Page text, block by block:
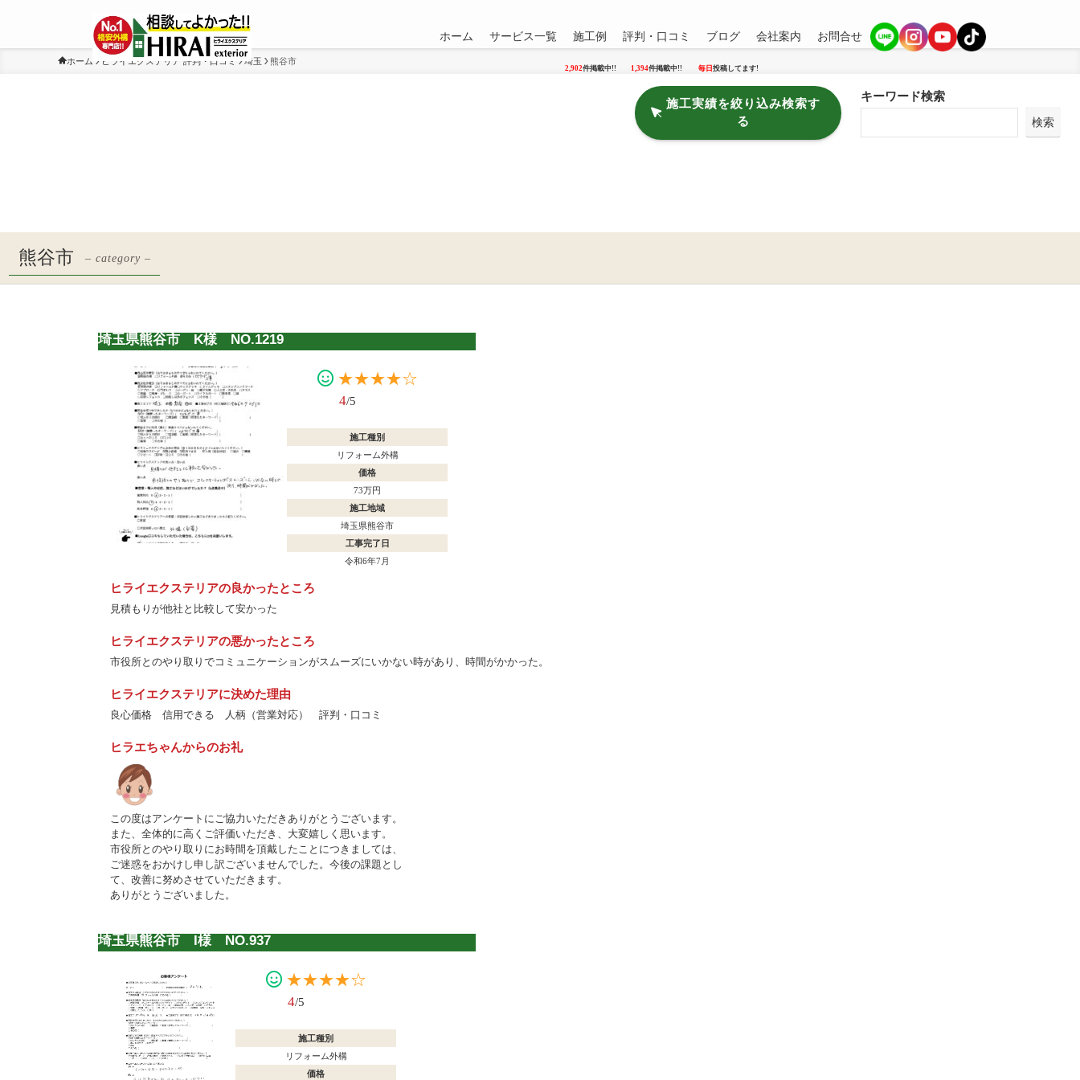
ホーム サービス一覧 施工例
2,902件掲載中!!
評判・口コミ
1,394件掲載中!!
ブログ
毎日 投稿してます!
会社案内 お問合せ
ホーム ヒライエクステリア 評判・口コミ 埼玉 熊谷市
施工実績を絞り込み検索す
る
キーワード検索
検索
熊谷市 – category –
埼玉県熊谷市 K様 NO.1219
★★★★☆
4/5
施工種別
リフォーム外構
価格
73万円
施工地域
埼玉県熊谷市
工事完了日
令和6年7月
ヒライエクステリアの良かったところ
見積もりが他社と比較して安かった
ヒライエクステリアの悪かったところ
市役所とのやり取りでコミュニケーションがスムーズにいかない時があり、時間がかかった。
ヒライエクステリアに決めた理由
良心価格 信用できる 人柄（営業対応） 評判・口コミ
ヒラエちゃんからのお礼
この度はアンケートにご協力いただきありがとうございます。
また、全体的に高くご評価いただき、大変嬉しく思います。
市役所とのやり取りにお時間を頂戴したことにつきましては、
ご迷惑をおかけし申し訳ございませんでした。今後の課題とし
て、改善に努めさせていただきます。
ありがとうございました。
埼玉県熊谷市 I様 NO.937
★★★★☆
4/5
施工種別
リフォーム外構
価格